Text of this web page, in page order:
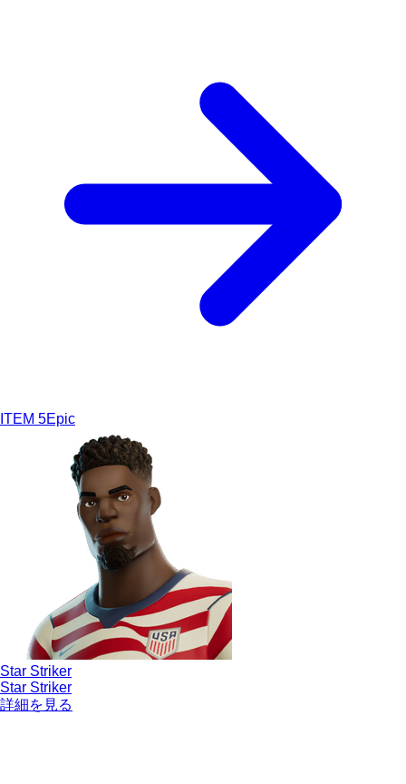
ITEM 5Epic
Star Striker
Star Striker
詳細を見る